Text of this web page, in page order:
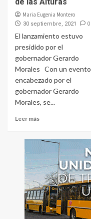
Maria Eugenia Montero
30 septiembre, 2021 0
El lanzamiento estuvo
presidido por el
gobernador Gerardo
Morales Con un evento
encabezado por el
gobernador Gerardo
Morales, se...
Leer más